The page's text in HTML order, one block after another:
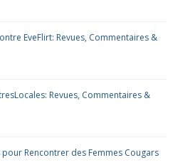
EveFlirt: Revues, Commentaires &
Revues, Commentaires &
Rencontrer des Femmes Cougars